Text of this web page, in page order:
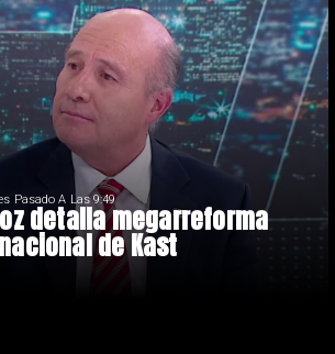
detalla megarreforma
de Kast
Pasado A Las 9:49